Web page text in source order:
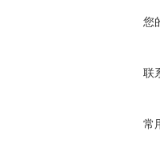
您
联
常